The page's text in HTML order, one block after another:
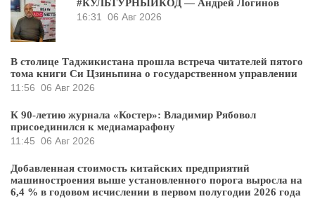
#КУЛЬТУРНЫЙКОД — Андрей Логинов
16:31
06 Авг 2026
В столице Таджикистана прошла встреча читателей пятого
тома книги Си Цзиньпина о государственном управлении
11:56 06 Авг 2026
К 90-летию журнала «Костер»: Владимир Рябовол
присоединился к медиамарафону
11:45 06 Авг 2026
Добавленная стоимость китайских предприятий
машиностроения выше установленного порога выросла на
6,4 % в годовом исчислении в первом полугодии 2026 года